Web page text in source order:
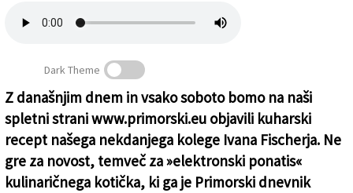
Založnik
Naročnine
Kulinarični kotiček (1)
Dark Theme
Z današnjim dnem in vsako soboto bomo na naši
spletni strani www.primorski.eu objavili kuharski
recept našega nekdanjega kolege Ivana Fischerja. Ne
gre za novost, temveč za »elektronski ponatis«
kulinaričnega kotička, ki ga je Primorski dnevnik